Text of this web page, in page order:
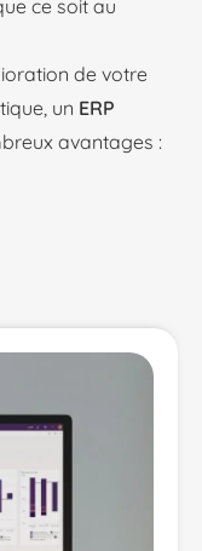
ce soit au
de votre
un ERP
avantages :